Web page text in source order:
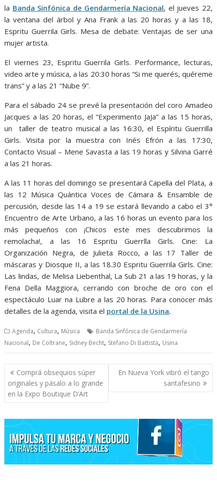
la Banda Sinfónica de Gendarmería Nacional, el jueves 22,
la ventana del árbol y Ana Frank a las 20 horas y a las 18,
Espritu Guerrila Girls. Mesa de debate: Ventajas de ser una
mujer artista.
El viernes 23, Espritu Guerrila Girls. Performance, lecturas,
video arte y música, a las 20:30 horas “Si me querés, quéreme
trans” y a las 21 “Nube 9”.
Para el sábado 24 se prevé la presentación del coro Amadeo
Jacques a las 20 horas, el “Experimento JaJa” a las 15 horas,
un taller de teatro musical a las 16:30, el Espíritu Guerrilla
Girls. Visita por la muestra con Inés Efrón a las 17:30,
Contacto Visual – Mene Savasta a las 19 horas y Silvina Garré
a las 21 horas.
A las 11 horas del domingo se presentará Capella del Plata, a
las 12 Música Quántica Voces de Cámara & Ensamble de
percusión, desde las 14 a 19 se estará llevando a cabo el 3°
Encuentro de Arte Urbano, a las 16 horas un evento para los
más pequeños con ¡Chicos este mes descubrimos la
remolacha!, a las 16 Espritu Guerrlla Girls. Cine: La
Organización Negra, de Julieta Rocco, a las 17 Taller de
máscaras y Diosque II, a las 18.30 Espritu Guerrila Girls. Cine:
Las lindas, de Melisa Liebenthal, La Sub 21 a las 19 horas, y la
Fena Della Maggiora, cerrando con broche de oro con el
espectáculo Luar na Lubre a las 20 horas. Para conocer más
detalles de la agenda, visita el portal de la Usina.
Agenda, Cultura, Música
Banda Sinfónica de Gendarmería
Nacional, De Coltrane, Sidney Becht, Stefano Di Battista, Usina
Navegación
de
entradas
Comprá obsequios súper
originales y pásalo a lo grande
en la Expo Boutique D’Art
En Nueva York vibró el tango
santafesino